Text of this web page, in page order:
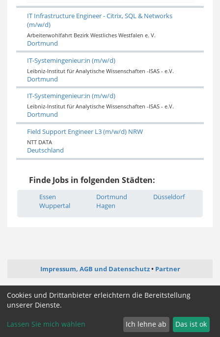
IT Infrastructure Engineer - Citrix, SQL & Networks
(m/w/d)
Arbeiterwohlfahrt Bezirk Westliches Westfalen e. V.
Dortmund
IT-Systemingenieur:in (m/w/d)
Leibniz-Institut für Analytische Wissenschaften -ISAS - e.V.
Dortmund
IT-Systemingenieur:in (m/w/d)
Leibniz-Institut für Analytische Wissenschaften -ISAS - e.V.
Dortmund
Field Support Engineer L3 (m/w/d) NRW
NTT DATA
Deutschland
Finde Jobs in folgenden Städten:
Essen
Wuppertal
Dortmund
Hagen
Düsseldorf
Impressum, AGB und Datenschutz Partner
ictjob.de webentwickler-jobs.de
softwareentwickler-jobs.de
Cookie Zustimmung ändern
Cookies und Drittanbieter erleichtern die Bereitstellung
unserer Dienste.
Lassen Sie mich wählen Ich lehne ab Das ist ok